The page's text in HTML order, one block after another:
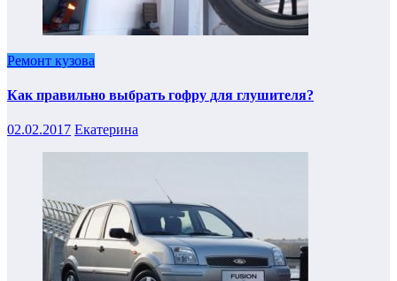
Ремонт кузова
Как правильно выбрать гофру для глушителя?
02.02.2017 Екатерина